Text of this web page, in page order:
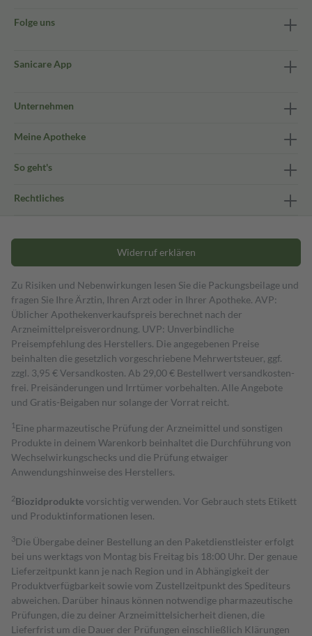
Folge uns
Sanicare App
Unternehmen
Meine Apotheke
So geht's
Rechtliches
Widerruf erklären
Zu Risiken und Nebenwirkungen lesen Sie die Packungsbeilage und
fragen Sie Ihre Ärztin, Ihren Arzt oder in Ihrer Apotheke. AVP:
Üblicher Apothekenverkaufspreis berechnet nach der
Arzneimittelpreisverordnung. UVP: Unverbindliche
Preisempfehlung des Herstellers. Die angegebenen Preise
beinhalten die gesetzlich vorgeschriebene Mehrwertsteuer, ggf.
zzgl. 3,95 € Versandkosten. Ab 29,00 € Bestell­wert versand­kosten­
frei. Preisänderungen und Irrtümer vorbehalten. Alle Angebote
und Gratis-Beigaben nur solange der Vorrat reicht.
1 Eine pharmazeutische Prüfung der Arzneimittel und sonstigen
Produkte in deinem Warenkorb beinhaltet die Durchführung von
Wechselwirkungschecks und die Prüfung etwaiger
Anwendungshinweise des Herstellers.
2Biozidproduktevorsichtig verwenden. Vor Gebrauch stets Etikett
und Produktinformationen lesen.
3Die Übergabe deiner Bestellung an den Paketdienstleister erfolgt
bei uns werktags von Montag bis Freitag bis 18:00 Uhr. Der genaue
Lieferzeitpunkt kann je nach Region und in Abhängigkeit der
Produktverfügbarkeit sowie vom Zustellzeitpunkt des Spediteurs
abweichen. Darüber hinaus können notwendige pharmazeutische
Prüfungen, die zu deiner Arzneimittelsicherheit dienen, die
Lieferfrist um die Dauer der Prüfungen einschließlich Klärungen